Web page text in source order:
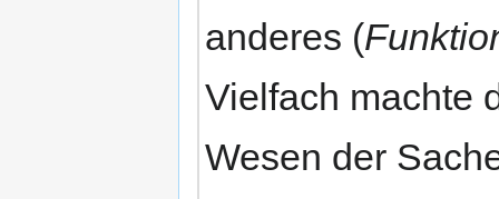
anderes (
Vielfach machte
Wesen der